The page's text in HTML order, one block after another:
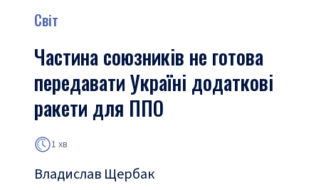
Світ
Частина союзників не готова
передавати Україні додаткові
ракети для ППО
1 хв
Владислав Щербак